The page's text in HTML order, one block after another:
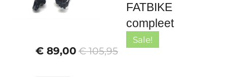
FATBIKE
compleet
Sale!
€ 89,00 € 105,95